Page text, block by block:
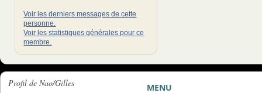
Voir les derniers messages de cette
personne.
Voir les statistiques générales pour ce
membre.
Profil de Nao/Gilles
MENU